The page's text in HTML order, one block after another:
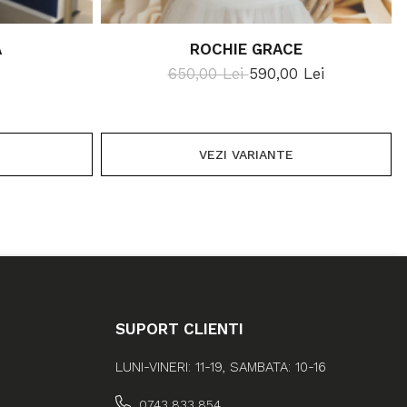
ROCHIE GRACE
650,00 Lei590,00 Lei
VEZI VARIANTE
SUPORT CLIENTI
LUNI-VINERI: 11-19, SAMBATA: 10-16
0743 833 854